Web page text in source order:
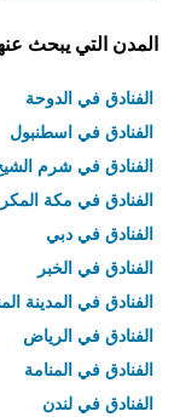
المدن التي يبحث
الفنادق في الدوحة
الفنادق في اسطنبول
الفنادق في شرم
الفنادق في مكة
الفنادق في دبي
الفنادق في الخبر
الفنادق في المدينة
الفنادق في الرياض
الفنادق في المنامة
الفنادق في لندن